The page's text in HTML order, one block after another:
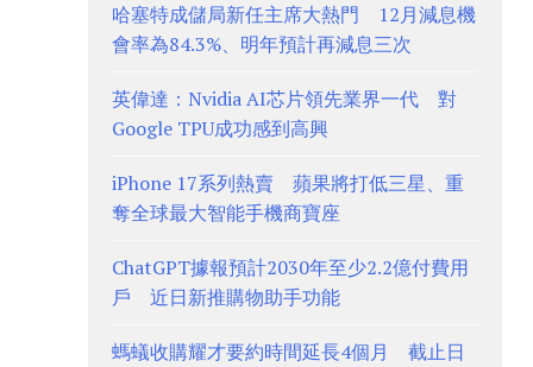
哈塞特成儲局新任主席大熱門 12月減息機
會率為84.3%、明年預計再減息三次
英偉達：Nvidia AI芯片領先業界一代 對
Google TPU成功感到高興
iPhone 17系列熱賣 蘋果將打低三星、重
奪全球最大智能手機商寶座
ChatGPT據報預計2030年至少2.2億付費用
戶 近日新推購物助手功能
螞蟻收購耀才要約時間延長4個月 截止日